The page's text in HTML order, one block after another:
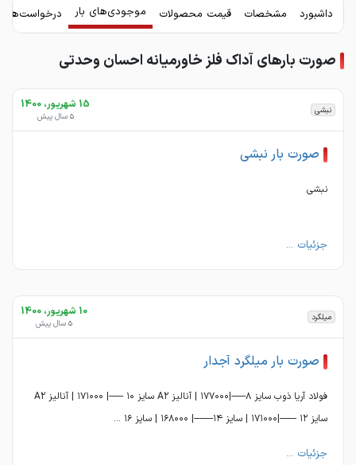
داشبورد مشخصات قیمت محصولات موجودی‌های بار
صورت بارهای آداک فلز خاورمیانه احسان وحدتی
نبشی 15 شهریور، 1400
5 سال پیش
صورت بار نبشی
نبشی
جزئیات ...
میلگرد 10 شهریور، 1400
5 سال پیش
صورت بار میلگرد آجدار
فولاد آریا ذوب سایز ۸------|۱۷۷۰۰۰ | آنالیز A2 سایز ۱۰ ------| ۱۷۱۰۰۰ | آنالیز A2
سایز ۱۲ -------|۱۷۱۰۰۰ | سایز ۱۴--------| ۱۶۸۰۰۰ | سایز ۱۶ ...
جزئیات ...